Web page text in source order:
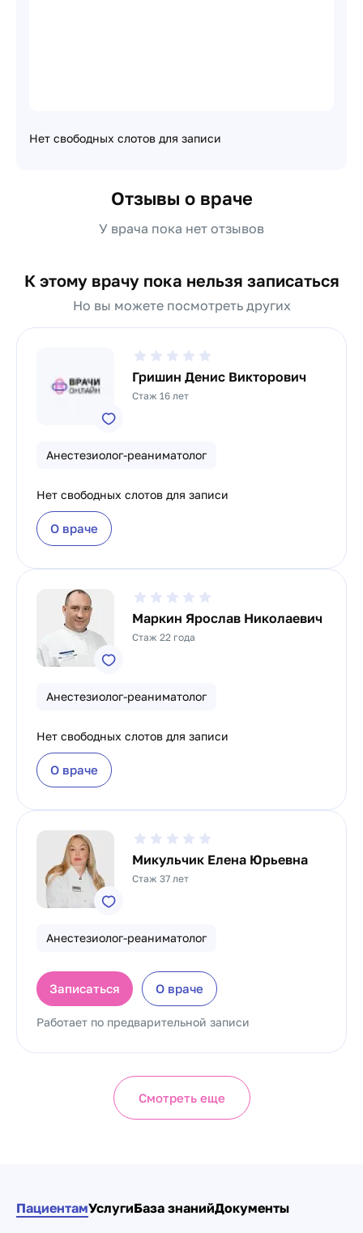
Нет свободных слотов для записи
Отзывы о враче
У врача пока нет отзывов
К этому врачу пока нельзя записаться
Но вы можете посмотреть других
Гришин Денис Викторович
Стаж 16 лет
Анестезиолог-реаниматолог
Нет свободных слотов для записи
О враче
Маркин Ярослав Николаевич
Стаж 22 года
Анестезиолог-реаниматолог
Нет свободных слотов для записи
О враче
Микульчик Елена Юрьевна
Стаж 37 лет
Анестезиолог-реаниматолог
Записаться О враче
Работает по предварительной записи
Смотреть еще
ПациентамУслугиБаза знанийДокументы